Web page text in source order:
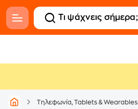
Τηλεφωνία, Tablets & Wearables